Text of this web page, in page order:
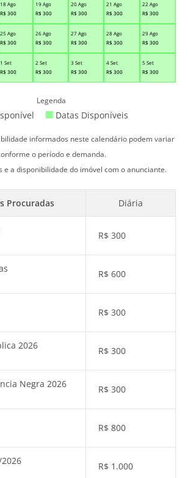
18 Ago
R$ 300
19 Ago
R$ 300
20 Ago
R$ 300
21 Ago
R$ 300
22 Ago
R$ 300
25 Ago
R$ 300
26 Ago
R$ 300
27 Ago
R$ 300
28 Ago
R$ 300
29 Ago
R$ 300
1 Set
R$ 300
2 Set
R$ 300
3 Set
R$ 300
4 Set
R$ 300
5 Set
R$ 300
Legenda
Datas Disponíveis
informados neste calendário podem variar
o período e demanda.
e a disponibilidade do imóvel com o anunciante.
Procuradas Diária
R$ 300
R$ 600
R$ 300
2026 R$ 300
Negra 2026 R$ 300
R$ 800
R$ 1.000